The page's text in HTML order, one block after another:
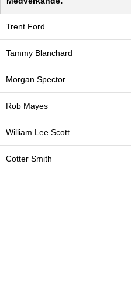
Trent Ford
Tammy Blanchard
Morgan Spector
Rob Mayes
William Lee Scott
Cotter Smith